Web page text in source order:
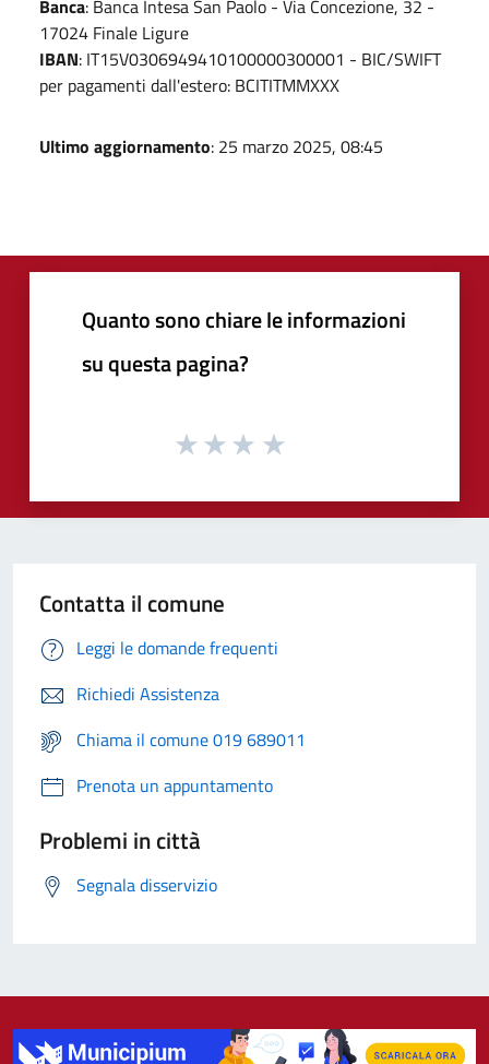
Banca: Banca Intesa San Paolo - Via Concezione, 32 -
17024 Finale Ligure
IBAN: IT15V0306949410100000300001 - BIC/SWIFT
per pagamenti dall'estero: BCITITMMXXX
Ultimo aggiornamento: 25 marzo 2025, 08:45
Quanto sono chiare le informazioni
su questa pagina?
Contatta il comune
Leggi le domande frequenti
Richiedi Assistenza
Chiama il comune 019 689011
Prenota un appuntamento
Problemi in città
Segnala disservizio